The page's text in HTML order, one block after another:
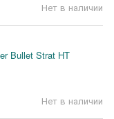
Нет в наличии
Bullet Strat HT
Нет в наличии